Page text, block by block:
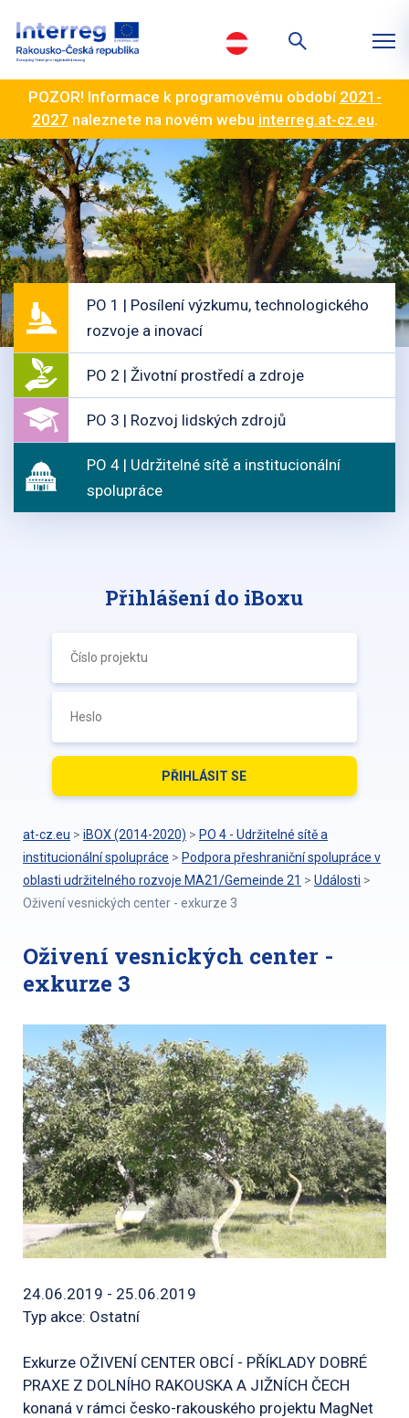
POZOR! Informace k programovému období 2021-
2027 naleznete na novém webu interreg.at-cz.eu.
PO 1 | Posílení výzkumu, technologického
rozvoje a inovací
PO 2 | Životní prostředí a zdroje
PO 3 | Rozvoj lidských zdrojů
PO 4 | Udržitelné sítě a institucionální
spolupráce
Přihlášení do iBoxu
at-cz.eu > iBOX (2014-2020) > PO 4 - Udržitelné sítě a
institucionální spolupráce > Podpora přeshraniční spolupráce v
oblasti udržitelného rozvoje MA21/Gemeinde 21 > Události >
Oživení vesnických center - exkurze 3
Oživení vesnických center -
exkurze 3
24.06.2019 - 25.06.2019
Typ akce: Ostatní
Exkurze OŽIVENÍ CENTER OBCÍ - PŘÍKLADY DOBRÉ
PRAXE Z DOLNÍHO RAKOUSKA A JIŽNÍCH ČECH
konaná v rámci česko-rakouského projektu MagNet